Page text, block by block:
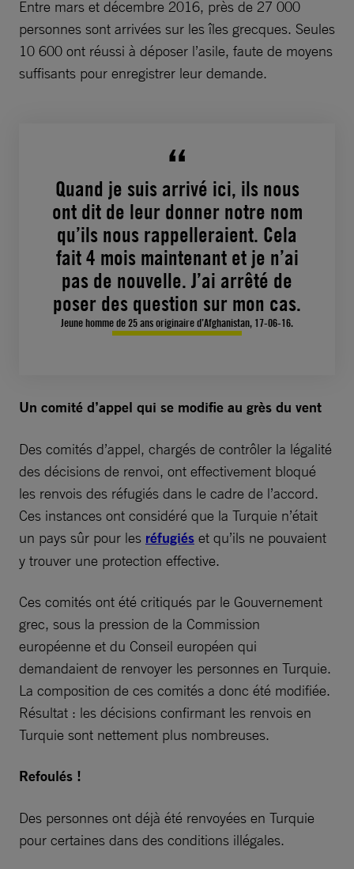
Entre mars et décembre 2016, près de 27 000
personnes sont arrivées sur les îles grecques. Seules
10 600 ont réussi à déposer l’asile, faute de moyens
suffisants pour enregistrer leur demande.
Quand je suis arrivé ici, ils nous
ont dit de leur donner notre nom
qu’ils nous rappelleraient. Cela
fait 4 mois maintenant et je n’ai
pas de nouvelle. J’ai arrêté de
poser des question sur mon cas.
Jeune homme de 25 ans originaire d’Afghanistan, 17-06-16.
Un comité d’appel qui se modifie au grès du vent
Des comités d’appel, chargés de contrôler la légalité
des décisions de renvoi, ont effectivement bloqué
les renvois des réfugiés dans le cadre de l’accord.
Ces instances ont considéré que la Turquie n’était
un pays sûr pour les réfugiés et qu’ils ne pouvaient
y trouver une protection effective.
Ces comités ont été critiqués par le Gouvernement
grec, sous la pression de la Commission
européenne et du Conseil européen qui
demandaient de renvoyer les personnes en Turquie.
La composition de ces comités a donc été modifiée.
Résultat : les décisions confirmant les renvois en
Turquie sont nettement plus nombreuses.
Refoulés !
Des personnes ont déjà été renvoyées en Turquie
pour certaines dans des conditions illégales.